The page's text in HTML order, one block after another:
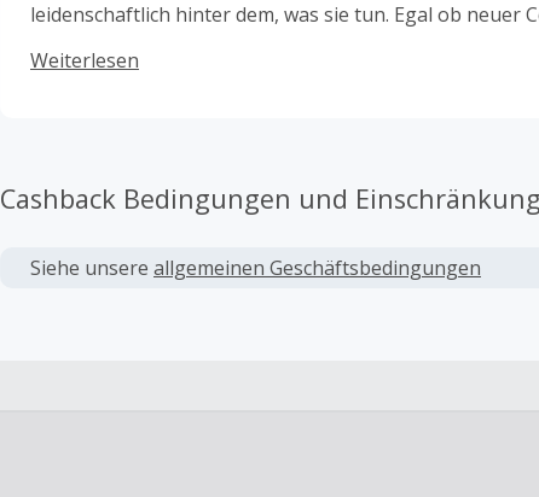
leidenschaftlich hinter dem, was sie tun. Egal ob neuer
passende Software online kaufen.
Weiterlesen
Cashback Bedingungen und
Siehe unsere allgemeinen Geschäftsbedingungen